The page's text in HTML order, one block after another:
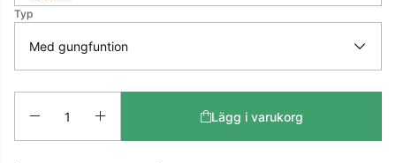
Typ
Lägg i varukorg